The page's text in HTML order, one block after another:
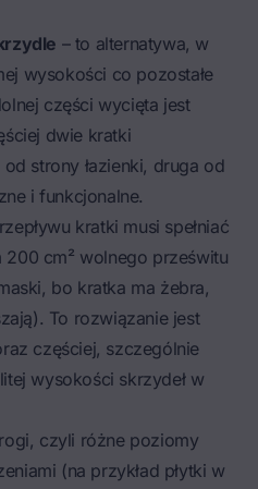
– to alternatywa, w
wysokości co pozostałe
części wycięta jest
dwie kratki
strony łazienki, druga od
i funkcjonalne.
kratki musi spełniać
200 cm² wolnego prześwitu
bo kratka ma żebra,
To rozwiązanie jest
częściej, szczególnie
wysokości skrzydeł w
czyli różne poziomy
(na przykład płytki w